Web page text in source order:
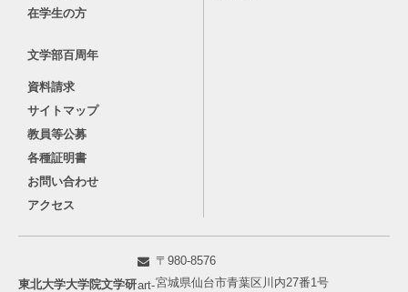
在学生の方
文学部百周年
資料請求
サイトマップ
教員等公募
各種証明書
お問い合わせ
アクセス
東北大学大学院文学研
〒980-8576
宮城県仙台市青葉区川内27番1号
art-